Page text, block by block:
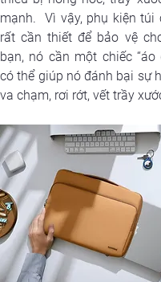
mạnh.  Vì vậy, phụ kiện
rất cần thiết để bảo vệ
bạn, nó cần một chiếc “áo
có thể giúp nó đánh bại sự
va chạm, rơi rớt, vết trầy